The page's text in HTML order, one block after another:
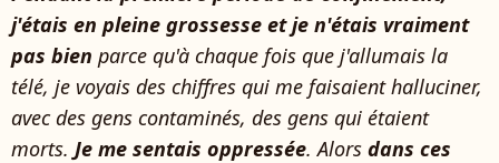
j'étais en pleine grossesse et je n'étais vraiment
pas bien parce qu'à chaque fois que j'allumais la
télé, je voyais des chiffres qui me faisaient halluciner,
avec des gens contaminés, des gens qui étaient
morts. Je me sentais oppressée. Alors dans ces